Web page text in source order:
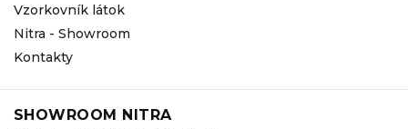
Vzorkovník látok
Nitra - Showroom
Kontakty
SHOWROOM NITRA